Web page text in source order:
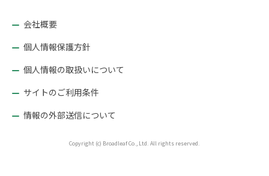
会社概要
個人情報保護方針
個人情報の取扱いについて
サイトのご利用条件
情報の外部送信について
Copyright (c) Broadleaf Co., Ltd. All rights reserved.